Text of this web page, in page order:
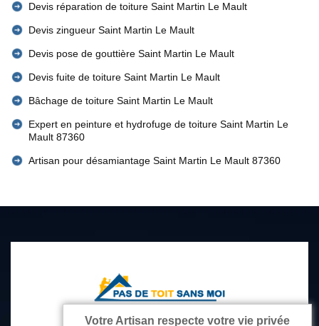
Devis réparation de toiture Saint Martin Le Mault
Devis zingueur Saint Martin Le Mault
Devis pose de gouttière Saint Martin Le Mault
Devis fuite de toiture Saint Martin Le Mault
Bâchage de toiture Saint Martin Le Mault
Expert en peinture et hydrofuge de toiture Saint Martin Le
Mault 87360
Artisan pour désamiantage Saint Martin Le Mault 87360
Votre Artisan respecte votre vie privée